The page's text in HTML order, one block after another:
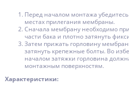
Перед началом монтажа
местах прилегания мембраны.
Сначала мембрану необходимо
части бака и плотно затянуть
Затем прижать горловину
затянуть крепежные болты. Во
началом затяжки горловина
монтажным поверхностям.
Характеристики: